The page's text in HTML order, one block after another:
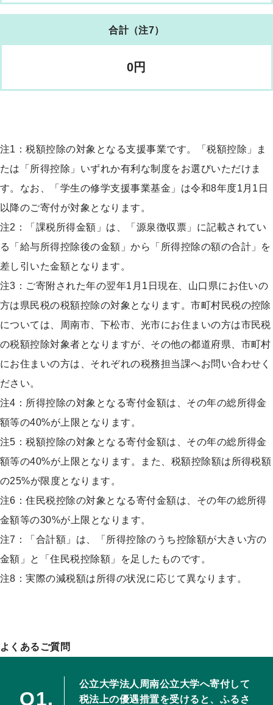
合計（注7）
0円
注1：税額控除の対象となる支援事業です。「税額控除」ま
たは「所得控除」いずれか有利な制度をお選びいただけま
す。なお、「学生の修学支援事業基金」は令和8年度1月1日
以降のご寄付が対象となります。
注2：「課税所得金額」は、「源泉徴収票」に記載されてい
る「給与所得控除後の金額」から「所得控除の額の合計」を
差し引いた金額となります。
注3：ご寄附された年の翌年1月1日現在、山口県にお住いの
方は県民税の税額控除の対象となります。市町村民税の控除
については、周南市、下松市、光市にお住まいの方は市民税
の税額控除対象者となりますが、その他の都道府県、市町村
にお住まいの方は、それぞれの税務担当課へお問い合わせく
ださい。
注4：所得控除の対象となる寄付金額は、その年の総所得金
額等の40%が上限となります。
注5：税額控除の対象となる寄付金額は、その年の総所得金
額等の40%が上限となります。また、税額控除額は所得税額
の25%が限度となります。
注6：住民税控除の対象となる寄付金額は、その年の総所得
金額等の30%が上限となります。
注7：「合計額」は、「所得控除のうち控除額が大きい方の
金額」と「住民税控除額」を足したものです。
注8：実際の減税額は所得の状況に応じて異なります。
よくあるご質問
公立大学法人周南公立大学へ寄付して
税法上の優遇措置を受けると、ふるさ